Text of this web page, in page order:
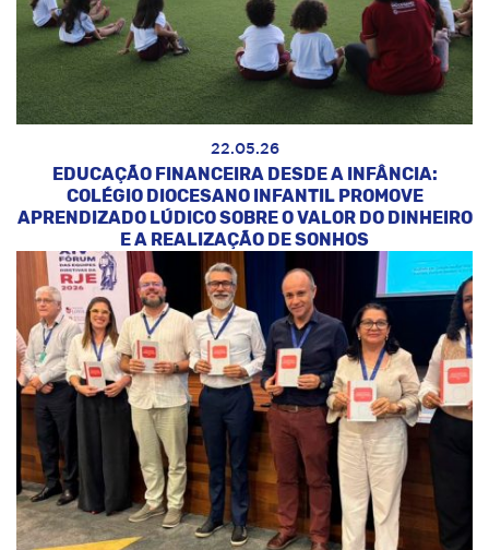
22.05.26
EDUCAÇÃO FINANCEIRA DESDE A INFÂNCIA:
COLÉGIO DIOCESANO INFANTIL PROMOVE
APRENDIZADO LÚDICO SOBRE O VALOR DO DINHEIRO
E A REALIZAÇÃO DE SONHOS